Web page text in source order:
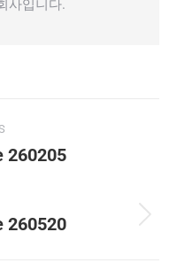
사입니다.
260205
260520